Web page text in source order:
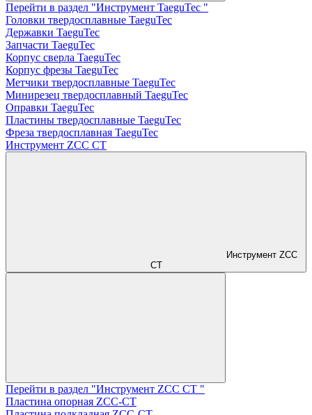
Перейти в раздел "Инструмент TaeguTec "
Головки твердосплавные TaeguTec
Державки TaeguTec
Запчасти TaeguTec
Корпус сверла TaeguTec
Корпус фрезы TaeguTec
Метчики твердосплавные TaeguTec
Минирезец твердосплавный TaeguTec
Оправки TaeguTec
Пластины твердосплавные TaeguTec
Фреза твердосплавная TaeguTec
Инструмент ZCС CT
Инструмент ZCС
CT
Перейти в раздел "Инструмент ZCС CT "
Пластина опорная ZCC-CT